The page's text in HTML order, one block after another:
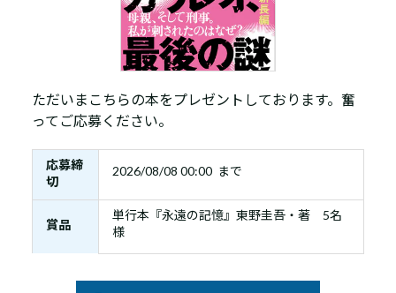
ただいまこちらの本をプレゼントしております。奮
ってご応募ください。
応募締
切
2026/08/08 00:00 まで
賞品
単行本『永遠の記憶』東野圭吾・著 5名
様